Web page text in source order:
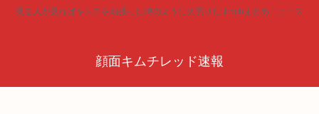
見る人が見ればキムチを頬張った時のように火照りだす5chまとめニュース
顔面キムチレッド速報